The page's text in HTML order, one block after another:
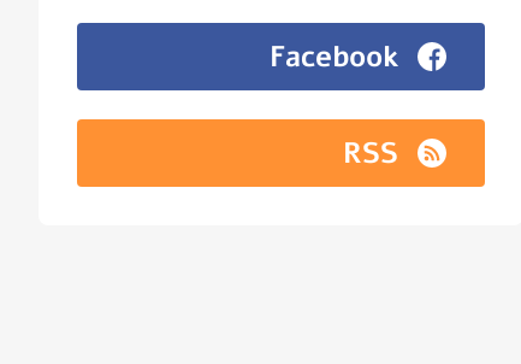
Facebook
RSS